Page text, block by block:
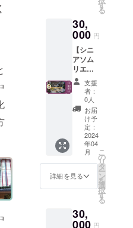
※3 ※1
2024年
4月下旬
に宿泊
スター
ト予定
です。
(工事の
進行状
況によ
り前後
する場
合があ
ります)
宿泊は4
名まで
は支援
の場合
は要相
崎浪漫
泊1泊分
の権利
です ※1
●オープ
ニング
レセプ
ション
ご招待
（希望
制）※2
●空き家
地方創
生株式
会社か
らの情
報配信
※3 ※1
分とな
りま
す
る
30,
000 円
【シニ
アソム
リエの
セレク
トワイ
ン＋宿
泊1泊
権】 ●
東京神
楽坂で
活躍中
のシニ
アソム
リエの
松田ゆ
うや氏
すめす
るワイ
支援
者：
0人
お届
け予
定：
2024
年04
月
詳細を見る
こ
の
リ
タ
ー
ン
を
選
択
す
る
30,
000 円